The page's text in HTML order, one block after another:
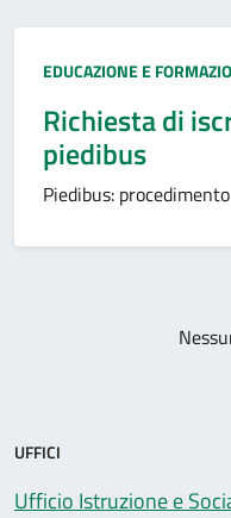
Categoria:
EDUCAZIONE E
Richiesta di
piedibus
Piedibus:
UFFICI
Ufficio Istruzione e